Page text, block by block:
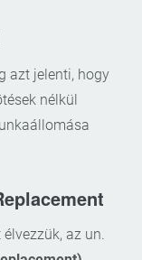
azt jelenti, hogy
nélkül
az un.